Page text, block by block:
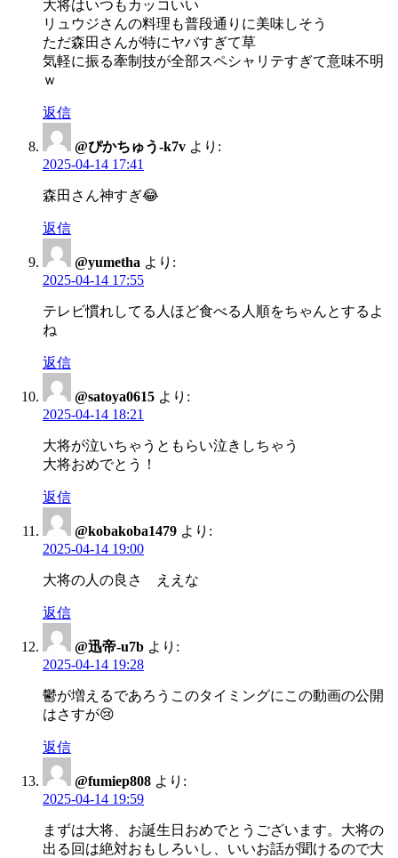
大将はいつもカッコいい
リュウジさんの料理も普段通りに美味しそう
ただ森田さんが特にヤバすぎて草
気軽に振る牽制技が全部スペシャリテすぎて意味不明
ｗ
返信
@ぴかちゅう-k7v より:
2025-04-14 17:41
森田さん神すぎ😂
返信
@yumetha より:
2025-04-14 17:55
テレビ慣れしてる人ほど食べる人順をちゃんとするよ
ね
返信
@satoya0615 より:
2025-04-14 18:21
大将が泣いちゃうともらい泣きしちゃう
大将おめでとう！
返信
@kobakoba1479 より:
2025-04-14 19:00
大将の人の良さ ええな
返信
@迅帝-u7b より:
2025-04-14 19:28
鬱が増えるであろうこのタイミングにこの動画の公開
はさすが😢
返信
@fumiep808 より:
2025-04-14 19:59
まずは大将、お誕生日おめでとうございます。大将の
出る回は絶対おもしろいし、いいお話が聞けるので大